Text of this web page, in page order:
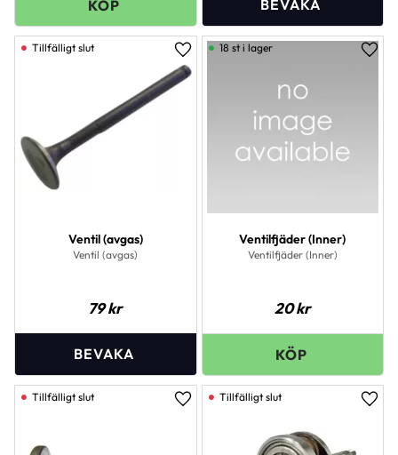
Ventil (avgas)
Ventil (avgas)
79kr
Lägg till i favoriter
Ventilfjäder (Inner)
Ventilfjäder (Inner)
20kr
18 st i lager
Lägg till i favoriter